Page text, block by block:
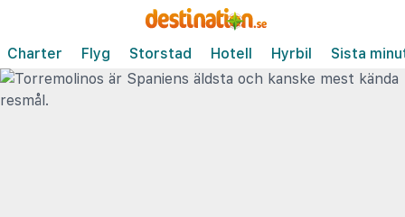
Charter Flyg Storstad Hotell Hyrbil Sista